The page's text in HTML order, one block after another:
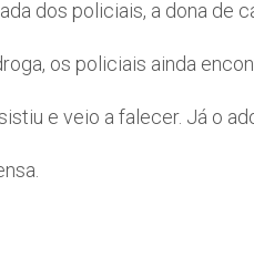
dos policiais, a dona de
os policiais ainda
e veio a falecer. Já o